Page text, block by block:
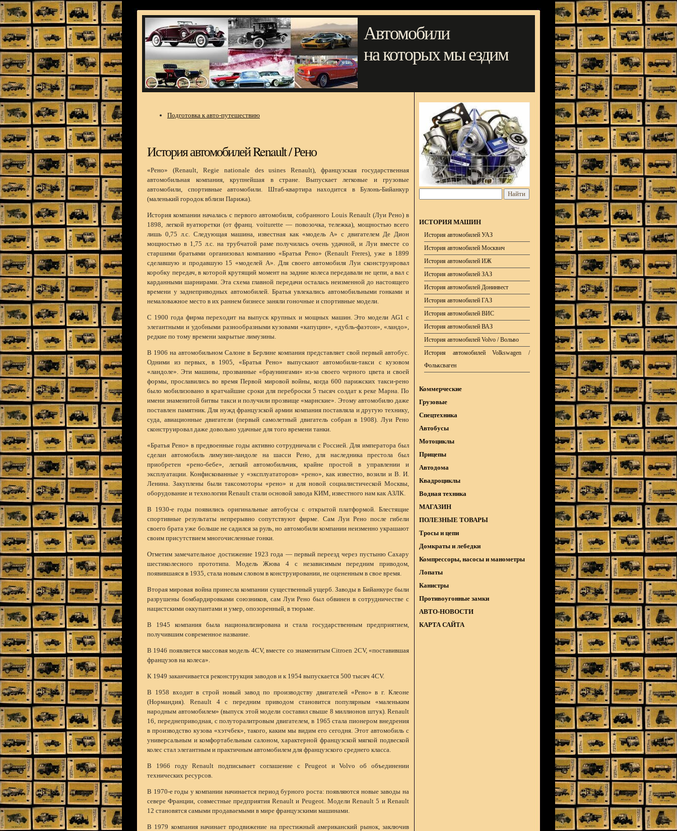
Автомобили
на которых мы ездим
Подготовка к авто-путешествию
История автомобилей Renault / Рено
«Рено» (Renault, Regie nationale des usines Renault), французская государственная
автомобильная компания, крупнейшая в стране. Выпускает легковые и грузовые
автомобили, спортивные автомобили. Штаб-квартира находится в Булонь-Бийанкур
(маленький городок вблизи Парижа).
История компании началась с первого автомобиля, собранного Louis Renault (Луи Рено) в
1898, легкой вуатюретки (от франц. voiturette — повозочка, тележка), мощностью всего
лишь 0,75 л.с. Следующая машина, известная как «модель A» с двигателем Де Дион
мощностью в 1,75 л.с. на трубчатой раме получилась очень удачной, и Луи вместе со
старшими братьями организовал компанию «Братья Рено» (Renault Freres), уже в 1899
сделавшую и продавшую 15 «моделей A». Для своего автомобиля Луи сконструировал
коробку передач, в которой крутящий момент на задние колеса передавали не цепи, а вал с
карданными шарнирами. Эта схема главной передачи осталась неизменной до настоящего
времени у заднеприводных автомобилей. Братья увлекались автомобильными гонками и
немаловажное место в их раннем бизнесе заняли гоночные и спортивные модели.
С 1900 года фирма переходит на выпуск крупных и мощных машин. Это модели AG1 с
элегантными и удобными разнообразными кузовами «капуцин», «дубль-фаэтон», «ландо»,
редкие по тому времени закрытые лимузины.
В 1906 на автомобильном Салоне в Берлине компания представляет свой первый автобус.
Одними из первых, в 1905, «Братья Рено» выпускают автомобили-такси с кузовом
«ландоле». Эти машины, прозванные «браунингами» из-за своего черного цвета и своей
формы, прославились во время Первой мировой войны, когда 600 парижских такси-рено
было мобилизовано в кратчайшие сроки для переброски 5 тысяч солдат к реке Марна. По
имени знаменитой битвы такси и получили прозвище «марнские». Этому автомобилю даже
поставлен памятник. Для нужд французской армии компания поставляла и другую технику,
суда, авиационные двигатели (первый самолетный двигатель собран в 1908). Луи Рено
сконструировал даже довольно удачные для того времени танки.
«Братья Рено» в предвоенные годы активно сотрудничали с Россией. Для императора был
сделан автомобиль лимузин-ландоле на шасси Рено, для наследника престола был
приобретен «рено-бебе», легкий автомобильчик, крайне простой в управлении и
эксплуатации. Конфискованные у «эксплуататоров» «рено», как известно, возили и В. И.
Ленина. Закуплены были таксомоторы «рено» и для новой социалистической Москвы,
оборудование и технологии Renault стали основой завода КИМ, известного нам как АЗЛК.
В 1930-е годы появились оригинальные автобусы с открытой платформой. Блестящие
спортивные результаты непрерывно сопутствуют фирме. Сам Луи Рено после гибели
своего брата уже больше не садился за руль, но автомобили компании неизменно украшают
своим присутствием многочисленные гонки.
Отметим замечательное достижение 1923 года — первый переезд через пустыню Сахару
шестиколесного прототипа. Модель Жюва 4 с независимым передним приводом,
появившаяся в 1935, стала новым словом в конструировании, не оцененным в свое время.
Вторая мировая война принесла компании существенный ущерб. Заводы в Бийанкуре были
разрушены бомбардировками союзников, сам Луи Рено был обвинен в сотрудничестве с
нацистскими оккупантами и умер, опозоренный, в тюрьме.
В 1945 компания была национализирована и стала государственным предприятием,
получившим современное название.
В 1946 появляется массовая модель 4CV, вместе со знаменитым Citroen 2CV, «поставившая
французов на колеса».
К 1949 заканчивается реконструкция заводов и к 1954 выпускается 500 тысяч 4CV.
В 1958 входит в строй новый завод по производству двигателей «Рено» в г. Клеоне
(Нормандия). Renault 4 с передним приводом становится популярным «маленьким
народным автомобилем» (выпуск этой модели составил свыше 8 миллионов штук). Renault
16, переднеприводная, с полуторалитровым двигателем, в 1965 стала пионером внедрения
в производство кузова «хэтчбек», такого, каким мы видим его сегодня. Этот автомобиль с
универсальным и комфортабельным салоном, характерной французской мягкой подвеской
колес стал элегантным и практичным автомобилем для французского среднего класса.
В 1966 году Renault подписывает соглашение с Peugeot и Volvo об объединении
технических ресурсов.
В 1970-е годы у компании начинается период бурного роста: появляются новые заводы на
севере Франции, совместные предприятия Renault и Peugeot. Модели Renault 5 и Renault
12 становятся самыми продаваемыми в мире французскими машинами.
В 1979 компания начинает продвижение на престижный американский рынок, заключив
ИСТОРИЯ МАШИН
История автомобилей УАЗ
История автомобилей Москвич
История автомобилей ИЖ
История автомобилей ЗАЗ
История автомобилей Донинвест
История автомобилей ГАЗ
История автомобилей ВИС
История автомобилей ВАЗ
История автомобилей Volvo / Вольво
История автомобилей Volkswagen /
Фольксваген
Коммерческие
Грузовые
Спецтехника
Автобусы
Мотоциклы
Прицепы
Автодома
Квадроциклы
Водная техника
МАГАЗИН
ПОЛЕЗНЫЕ ТОВАРЫ
Тросы и цепи
Домкраты и лебедки
Компрессоры, насосы и манометры
Лопаты
Канистры
Противоугонные замки
АВТО-НОВОСТИ
КАРТА САЙТА